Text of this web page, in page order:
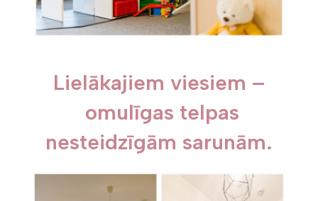
Lielākajiem viesiem –
omulīgas telpas
nesteidzīgām sarunām.